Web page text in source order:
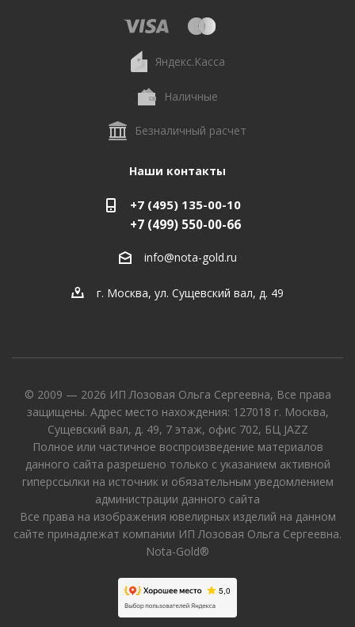
Яндекс.Касса
Наличные
Безналичный расчет
Наши контакты
+7 (495) 135-00-10
+7 (499) 550-00-66
info@nota-gold.ru
г. Москва, ул. Сущевский вал, д. 49
© 2009 — 2026 ИП Лозовая Ольга Сергеевна, Все права
защищены. Адрес место нахождения: 127018 г. Москва,
Сущевский вал, д. 49, 7 этаж, офис 702, БЦ JAZZ
Полное или частичное воспроизведение материалов
данного сайта разрешено только с указанием активной
гиперссылки на источник и обязательным уведомлением
администрации данного сайта
Все права на изображения ювелирных изделий на данном
сайте принадлежат компании ИП Лозовая Ольга Сергеевна.
Nota-Gold®